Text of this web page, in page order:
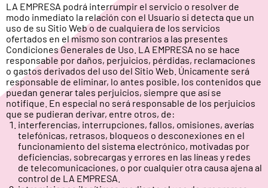
LA EMPRESA podrá interrumpir el servicio o resolver de
modo inmediato la relación con el Usuario si detecta que un
uso de su Sitio Web o de cualquiera de los servicios
ofertados en el mismo son contrarios a las presentes
Condiciones Generales de Uso. LA EMPRESA no se hace
responsable por daños, perjuicios, pérdidas, reclamaciones
o gastos derivados del uso del Sitio Web. Únicamente será
responsable de eliminar, lo antes posible, los contenidos que
puedan generar tales perjuicios, siempre que así se
notifique. En especial no será responsable de los perjuicios
que se pudieran derivar, entre otros, de:
interferencias, interrupciones, fallos, omisiones, averías
telefónicas, retrasos, bloqueos o desconexiones en el
funcionamiento del sistema electrónico, motivadas por
deficiencias, sobrecargas y errores en las líneas y redes
de telecomunicaciones, o por cualquier otra causa ajena al
control de LA EMPRESA.